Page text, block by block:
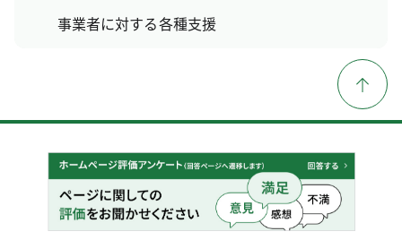
事業者に対する各種支援